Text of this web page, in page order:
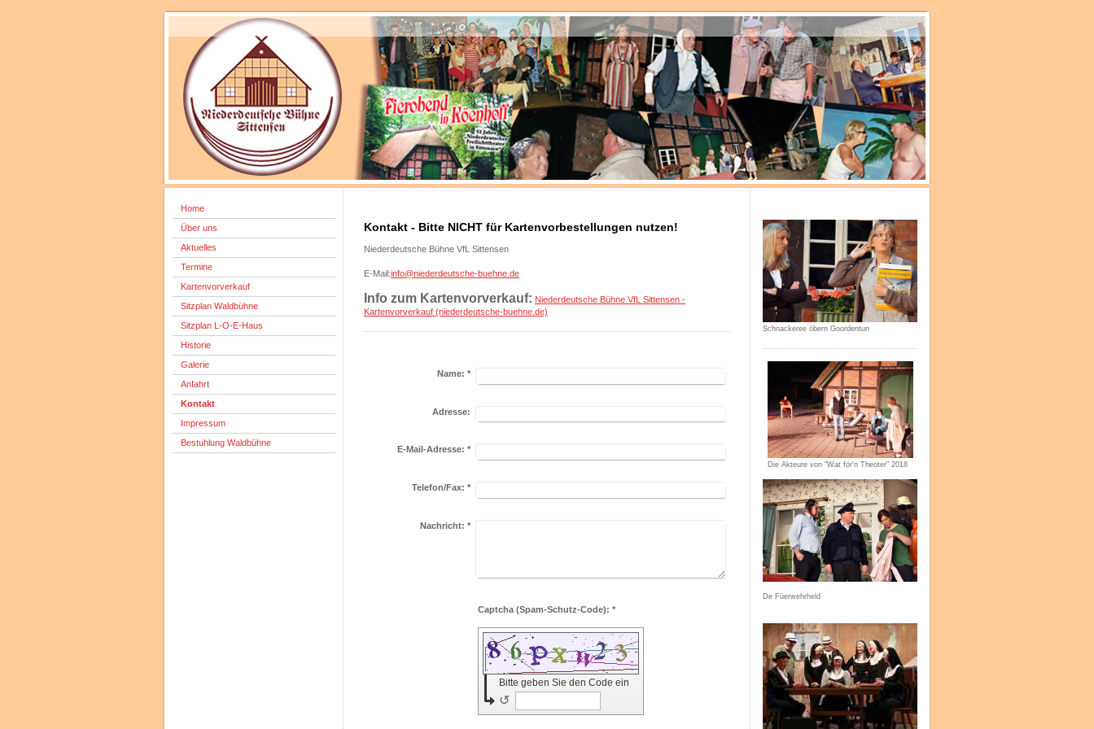
Home
Über uns
Aktuelles
Termine
Kartenvorverkauf
Sitzplan Waldbühne
Sitzplan L-O-E-Haus
Historie
Galerie
Anfahrt
Kontakt
Impressum
Bestuhlung Waldbühne
Kontakt - Bitte NICHT für Kartenvorbestellungen nutzen!
Niederdeutsche Bühne VfL Sittensen
E-Mail:info@niederdeutsche-buehne.de
Info zum Kartenvorverkauf: Niederdeutsche Bühne VfL Sittensen -
Kartenvorverkauf (niederdeutsche-buehne.de)
Name: *
Adresse:
E-Mail-Adresse: *
Telefon/Fax: *
Nachricht: *
Captcha (Spam-Schutz-Code): *
Bitte geben Sie den Code ein
↺
Schnackeree öbern Goordentun
Die Akteure von "Wat för'n Theoter" 2018
De Füerwehrheld